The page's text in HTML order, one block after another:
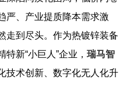
严、产业提质降本需求激
走到尽头。作为热镀锌装备
特新“小巨人”企业，瑞马智
技术创新、数字化无人化升